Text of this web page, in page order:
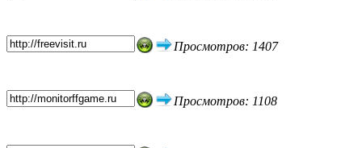
Просмотров: 1407
Просмотров: 1108